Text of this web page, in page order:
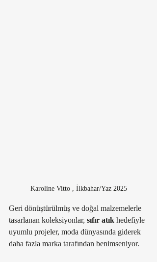
Karoline Vitto , İlkbahar/Yaz 2025
Geri dönüştürülmüş ve doğal malzemelerle
tasarlanan koleksiyonlar, sıfır atık hedefiyle
uyumlu projeler, moda dünyasında giderek
daha fazla marka tarafından benimseniyor.